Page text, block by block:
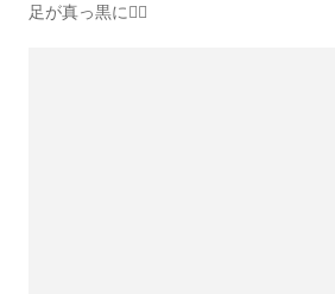
足が真っ黒に😵‍💫